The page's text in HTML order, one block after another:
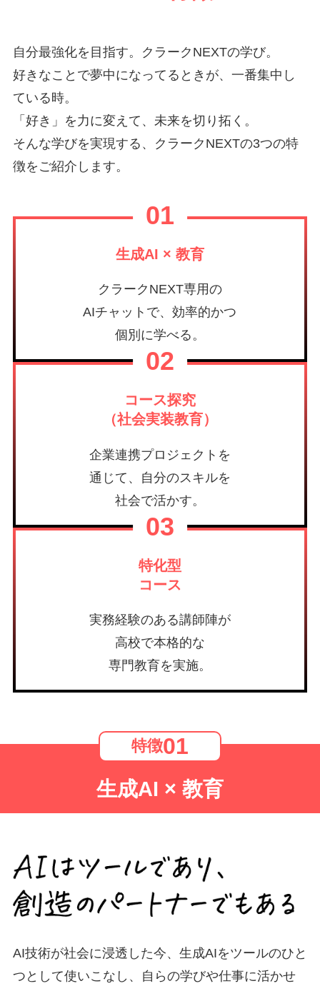
自分最強化を目指す。クラークNEXTの学び。
好きなことで夢中になってるときが、一番集中し
ている時。
「好き」を力に変えて、未来を切り拓く。
そんな学びを実現する、クラークNEXTの3つの特
徴をご紹介します。
01
生成AI × 教育
クラークNEXT専用の
AIチャットで、効率的かつ
個別に学べる。
02
コース探究
（社会実装教育）
企業連携プロジェクトを
通じて、自分のスキルを
社会で活かす。
03
特化型
コース
実務経験のある講師陣が
高校で本格的な
専門教育を実施。
特徴01
生成AI × 教育
AI技術が社会に浸透した今、生成AIをツールのひと
つとして使いこなし、自らの学びや仕事に活かせ